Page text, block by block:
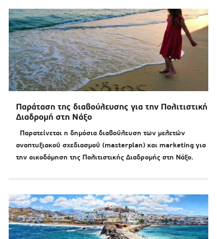
Παράταση της διαβούλευσης για την Πολιτιστική
Διαδρομή στη Νάξο
Παρατείνεται η δημόσια διαβούλευση των μελετών
αναπτυξιακού σχεδιασμού (masterplan) και marketing για
την οικοδόμηση της Πολιτιστικής Διαδρομής στη Νάξο.